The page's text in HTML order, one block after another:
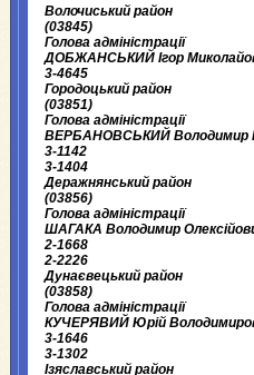
Волочиський район
(03845)
Голова адміністрації
ДОБЖАНСЬКИЙ Ігор
3-4645
Городоцький район
(03851)
Голова адміністрації
ВЕРБАНОВСЬКИЙ Володимир
3-1142
3-1404
Деражнянський район
(03856)
Головa адміністрації
ШАГАКА Володимир
2-1668
2-2226
Дунаєвецький район
(03858)
Голова адміністрації
КУЧЕРЯВИЙ Юрій
3-1646
3-1302
Ізяславський район